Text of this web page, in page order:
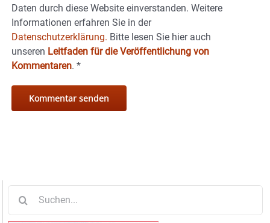
Daten durch diese Website einverstanden. Weitere
Informationen erfahren Sie in der
Datenschutzerklärung. Bitte lesen Sie hier auch
unseren Leitfaden für die Veröffentlichung von
Kommentaren. *
nach: